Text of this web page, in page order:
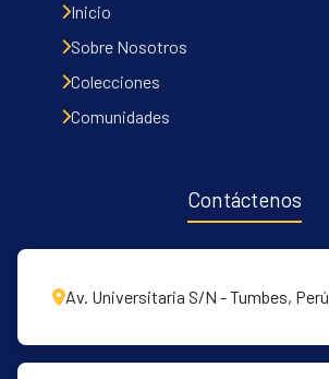
Inicio
Sobre Nosotros
Colecciones
Comunidades
Contáctenos
Av. Universitaria S/N - Tumbes, Perú